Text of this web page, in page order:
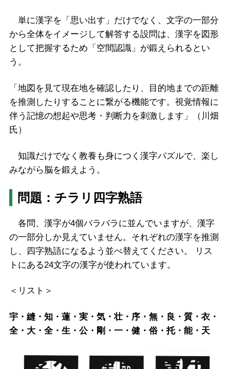
単に漢字を「思い出す」だけでなく、文字の一部分
から全体をイメージして解答する設問は、漢字を図形
として把握するため「空間認識」が鍛えられるとい
う。
「地図を見て現在地を確認したり、目的地までの距離
を推測したりすることに繋がる機能です。視覚情報に
伴う記憶の想起や思考・判断力を刺激します」（川畑
氏）
知識だけでなく教養も身につく漢字パズルで、楽し
みながら脳を鍛えよう。
問題：チラリ四字熟語
各問、漢字が4個バラバラに並んでいますが、漢字
の一部分しか見えていません。それぞれの漢字を推測
し、四字熟語になるよう並べ替えてください。 リス
トにある24文字の漢字が使われています。
＜リスト＞
宇・縫・知・蓮・実・気・壮・序・無・良・質・衣・
全・大・全・生・公・剛・一・健・俗・托・能・天